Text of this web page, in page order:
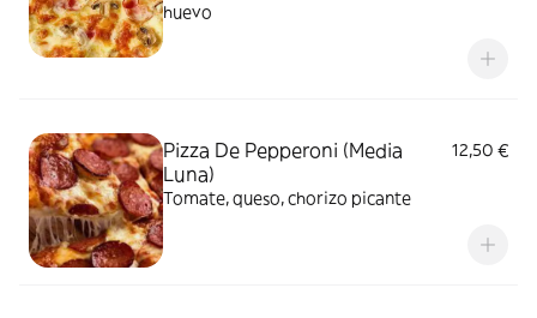
huevo
Pizza De Pepperoni (Media
Luna)
12,50 €
Tomate, queso, chorizo picante